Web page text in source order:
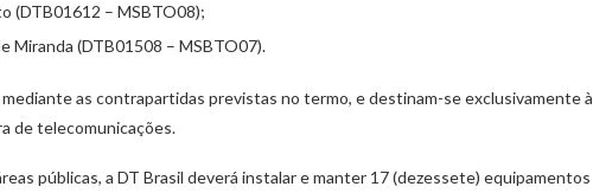
(DTB01612 – MSBTO08);
Miranda (DTB01508 – MSBTO07).
as contrapartidas previstas no termo, e destinam-se exclusivamente à
de telecomunicações.
públicas, a DT Brasil deverá instalar e manter 17 (dezessete) equipamentos